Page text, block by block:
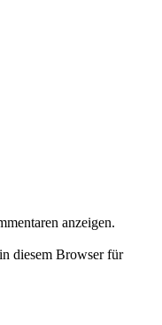
anzeigen.
diesem Browser für